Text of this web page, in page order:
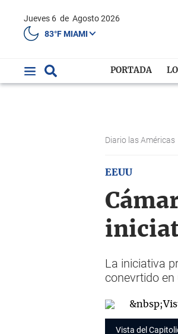
Jueves 6 de Agosto 2026
83°F MIAMI
PORTADA
Diario las Américas
EEUU
La iniciativa
conevrtido
Vista del